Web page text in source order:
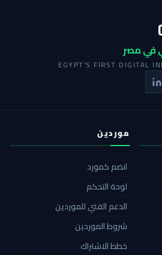
في مصر
EGYPT'S FIRST DIGITAL
موردين
انضم كمورد
لوحة التحكم
الدعم الفني للموردين
شروط الموردين
خطط الاشتراك